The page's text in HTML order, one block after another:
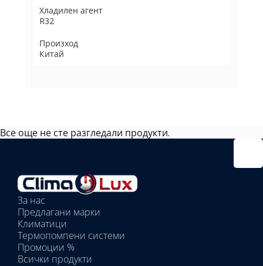
Хладилен агент
R32
Произход
Китай
Все още не сте разгледали продукти.
Избрани
вътрешни
тела:
Избрано
тяло:
За нас
Предлагани марки
Климатици
Термопомпени системи
Промоции %
Всички продукти